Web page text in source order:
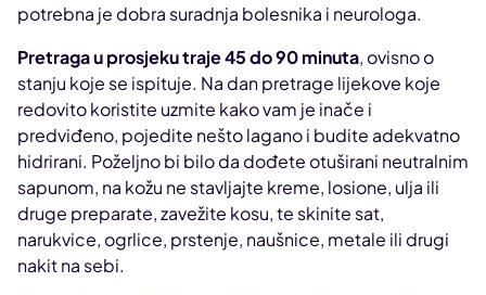
potrebna je dobra suradnja bolesnika i neurologa.
Pretraga u prosjeku traje 45 do 90 minuta, ovisno o
stanju koje se ispituje. Na dan pretrage lijekove koje
redovito koristite uzmite kako vam je inače i
predviđeno, pojedite nešto lagano i budite adekvatno
hidrirani. Poželjno bi bilo da dođete otuširani neutralnim
sapunom, na kožu ne stavljajte kreme, losione, ulja ili
druge preparate, zavežite kosu, te skinite sat,
narukvice, ogrlice, prstenje, naušnice, metale ili drugi
nakit na sebi.